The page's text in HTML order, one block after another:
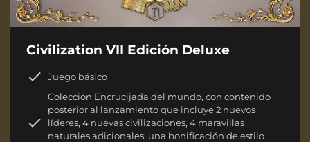
Civilization VII Edición Deluxe
Juego básico
Colección Encrucijada del mundo, con contenido
posterior al lanzamiento que incluye 2 nuevos
líderes, 4 nuevas civilizaciones, 4 maravillas
naturales adicionales, una bonificación de estilo